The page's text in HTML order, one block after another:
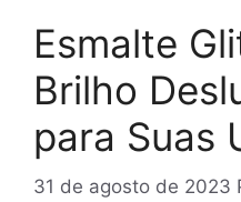
Esmalte
Brilho
para Suas
31 de agosto de 2023